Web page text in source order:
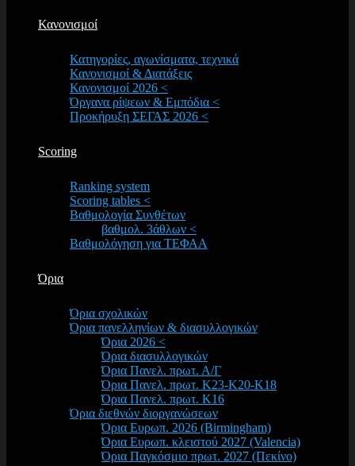
Κανονισμοί
Κατηγορίες, αγωνίσματα, τεχνικά
Κανονισμοί & Διατάξεις
Κανονισμοί 2026 <
Όργανα ρίψεων & Εμπόδια <
Προκήρυξη ΣΕΓΑΣ 2026 <
Scoring
Ranking system
Scoring tables <
Βαθμολογία Συνθέτων
βαθμολ. 3άθλων <
Βαθμολόγηση για ΤΕΦΑΑ
Όρια
Όρια σχολικών
Όρια πανελληνίων & διασυλλογικών
Όρια 2026 <
Όρια διασυλλογικών
Όρια Πανελ. πρωτ. Α/Γ
Όρια Πανελ. πρωτ. Κ23-Κ20-Κ18
Όρια Πανελ. πρωτ. Κ16
Όρια διεθνών διοργανώσεων
Όρια Ευρωπ. 2026 (Birmingham)
Όρια Ευρωπ. κλειστού 2027 (Valencia)
Όρια Παγκόσμιο πρωτ. 2027 (Πεκίνο)